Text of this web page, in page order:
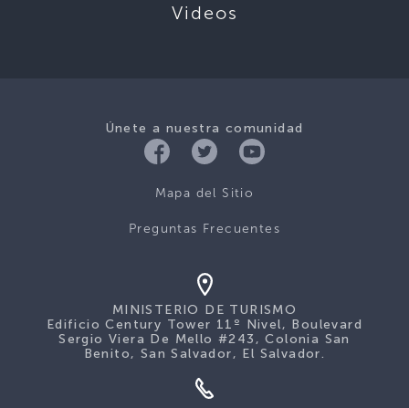
Videos
Únete a nuestra comunidad
Mapa del Sitio
Preguntas Frecuentes
MINISTERIO DE TURISMO
Edificio Century Tower 11º Nivel, Boulevard
Sergio Viera De Mello #243, Colonia San
Benito, San Salvador, El Salvador.